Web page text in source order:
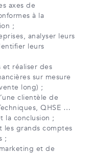
axes de
à la
;
analyser leurs
leurs
et réaliser des
sur mesure
long) ;
clientèle de
QHSE …
la conclusion ;
les grands comptes
;
et de